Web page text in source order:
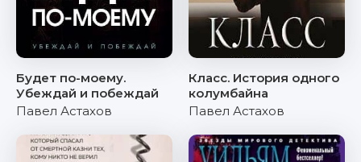
Будет по-моему.
Убеждай и побеждай
Павел Астахов
Класс. История одного
колумбайна
Павел Астахов